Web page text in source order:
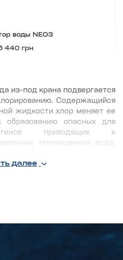
воды NEO3
440 грн
из-под крана подвергается
Содержащийся
жидкости хлор меняет ее
образованию опасных для
приводящих к
Неочищенная вода,
с внутренними органами,
питьевой воды в
далее